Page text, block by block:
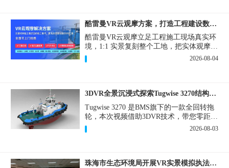
酷雷曼VR云观摩方案，打造工程建设数字化观摩新范式
酷雷曼VR云观摩立足工程施工现场真实环
境，1:1 实景复刻整个工地，把实体观摩会
完整搬到云端线上，兼顾线下实体观摩与
线上云观摩双重需求，为施工单位、建设
2026-08-04
3DVR全景沉浸式探索Tugwise 3270结构一览
Tugwise 3270 是BMS旗下的一款全回转拖
轮，本次视频借助3DVR技术，带您零距离
透视这艘拖轮的内外构造，沉浸式探索每
一处细节。
2026-08-03
珠海市生态环境局开展VR实景模拟执法专题培训